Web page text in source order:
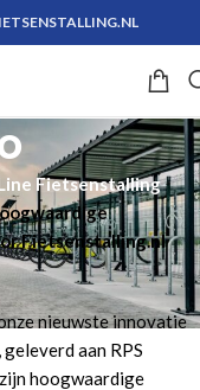
Fietsenstalling
Fietsenstalling.nl
nieuwste innovatie
aan RPS
hoogwaardige